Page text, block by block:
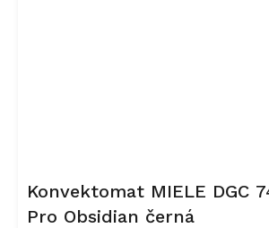
Konvektomat MIELE DGC
Pro Obsidian černá